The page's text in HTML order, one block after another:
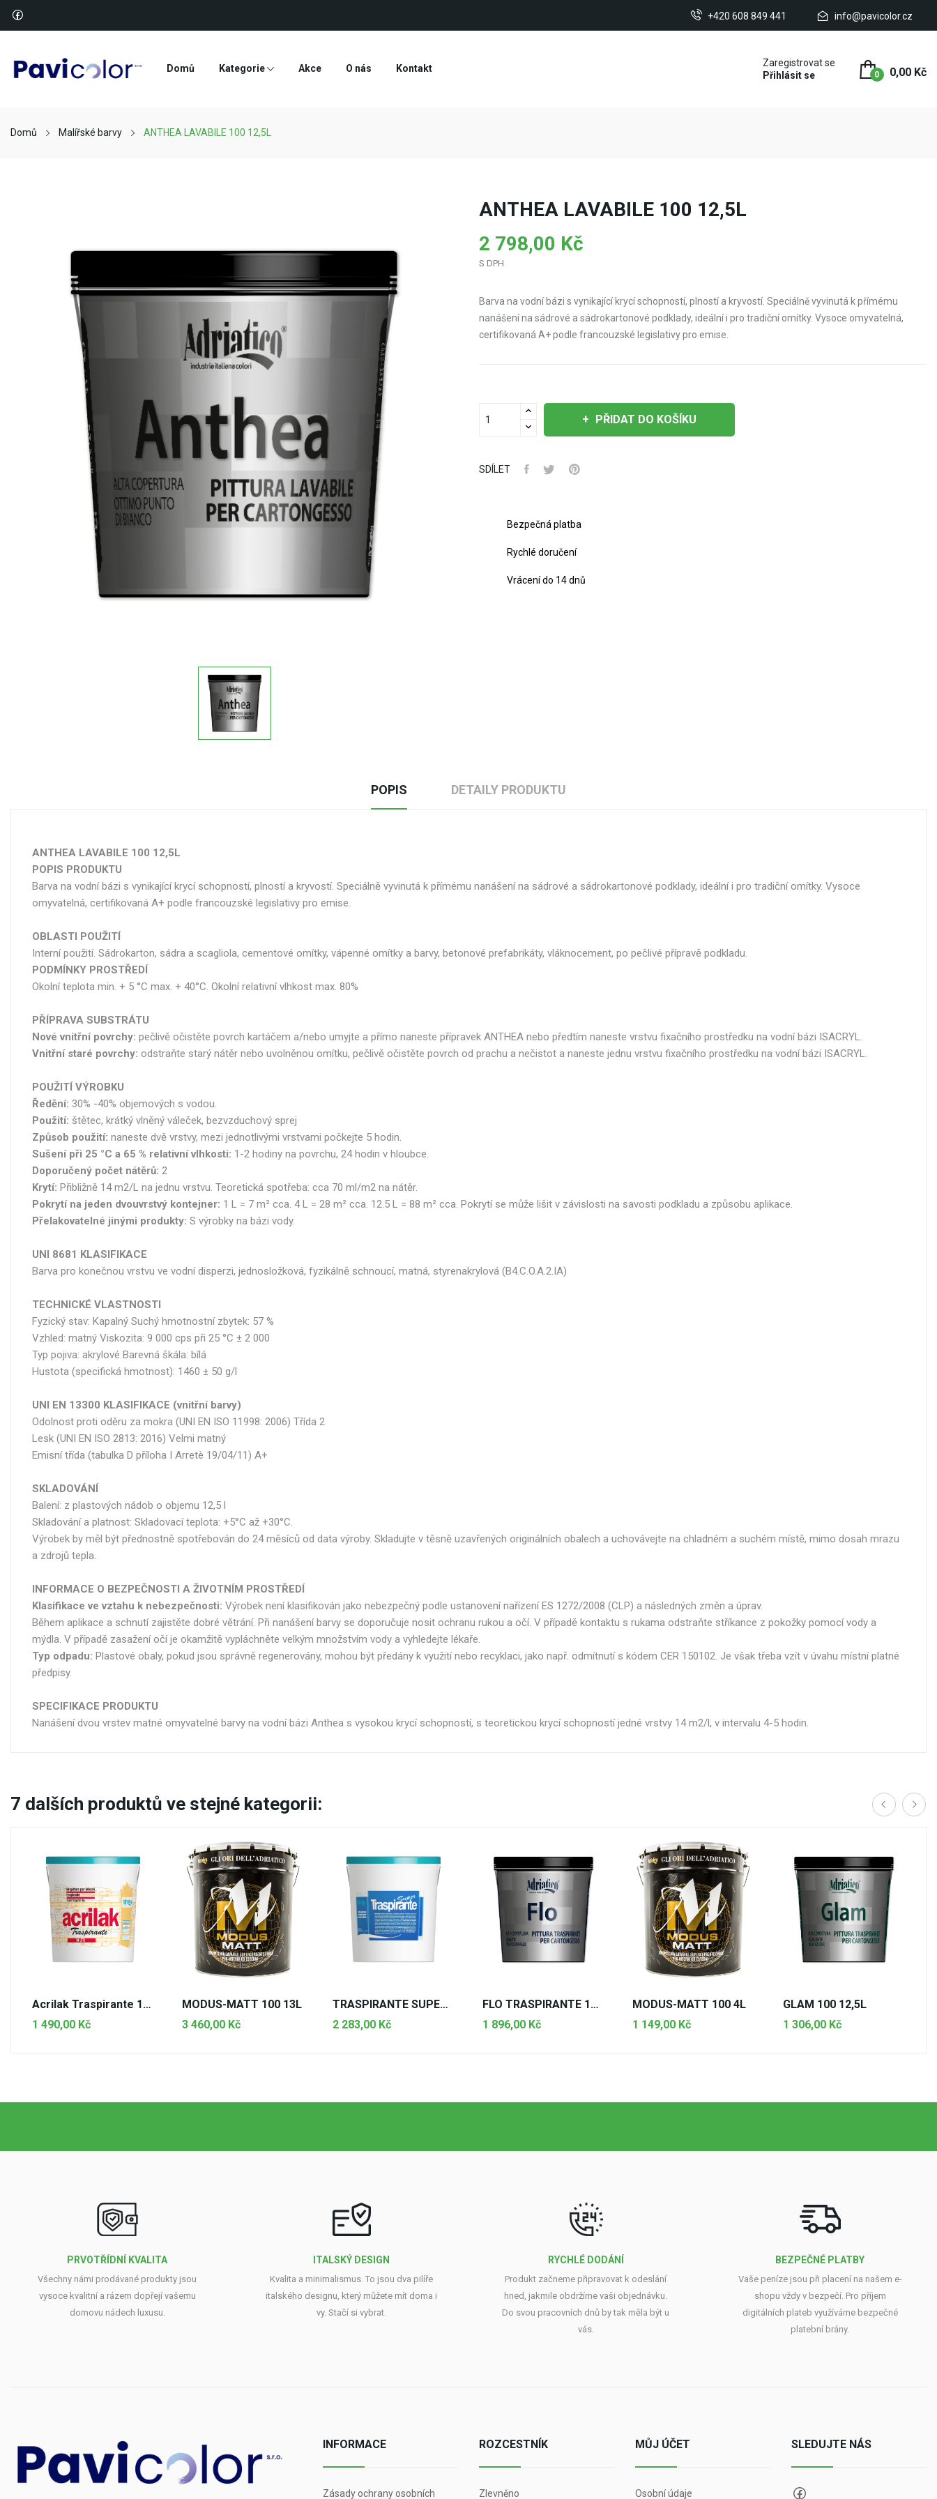
+420 608 849 441 info@pavicolor.cz
Domů Kategorie Akce O nás Kontakt
Zaregistrovat se
Přihlásit se
0 0,00 Kč
Domů Malířské barvy ANTHEA LAVABILE 100 12,5L
ANTHEA LAVABILE 100 12,5L
2 798,00 Kč
S DPH
Barva na vodní bázi s vynikající krycí schopností, plností a kryvostí. Speciálně vyvinutá k přímému
nanášení na sádrové a sádrokartonové podklady, ideální i pro tradiční omítky. Vysoce omyvatelná,
certifikovaná A+ podle francouzské legislativy pro emise.
PŘIDAT DO KOŠÍKU
SDÍLET
Bezpečná platba
Rychlé doručení
Vrácení do 14 dnů
POPIS DETAILY PRODUKTU
ANTHEA LAVABILE 100 12,5L
POPIS PRODUKTU
Barva na vodní bázi s vynikající krycí schopností, plností a kryvostí. Speciálně vyvinutá k přímému nanášení na sádrové a sádrokartonové podklady, ideální i pro tradiční omítky. Vysoce
omyvatelná, certifikovaná A+ podle francouzské legislativy pro emise.
OBLASTI POUŽITÍ
Interní použití. Sádrokarton, sádra a scagliola, cementové omítky, vápenné omítky a barvy, betonové prefabrikáty, vláknocement, po pečlivé přípravě podkladu.
PODMÍNKY PROSTŘEDÍ
Okolní teplota min. + 5 °C max. + 40°C. Okolní relativní vlhkost max. 80%
PŘÍPRAVA SUBSTRÁTU
Nové vnitřní povrchy: pečlivě očistěte povrch kartáčem a/nebo umyjte a přímo naneste přípravek ANTHEA nebo předtím naneste vrstvu fixačního prostředku na vodní bázi ISACRYL.
Vnitřní staré povrchy: odstraňte starý nátěr nebo uvolněnou omítku, pečlivě očistěte povrch od prachu a nečistot a naneste jednu vrstvu fixačního prostředku na vodní bázi ISACRYL.
POUŽITÍ VÝROBKU
Ředění: 30% -40% objemových s vodou.
Použití: štětec, krátký vlněný váleček, bezvzduchový sprej
Způsob použití: naneste dvě vrstvy, mezi jednotlivými vrstvami počkejte 5 hodin.
Sušení při 25 °C a 65 % relativní vlhkosti: 1-2 hodiny na povrchu, 24 hodin v hloubce.
Doporučený počet nátěrů: 2
Krytí: Přibližně 14 m2/L na jednu vrstvu. Teoretická spotřeba: cca 70 ml/m2 na nátěr.
Pokrytí na jeden dvouvrstvý kontejner: 1 L = 7 m² cca. 4 L = 28 m² cca. 12.5 L = 88 m² cca. Pokrytí se může lišit v závislosti na savosti podkladu a způsobu aplikace.
Přelakovatelné jinými produkty: S výrobky na bázi vody.
UNI 8681 KLASIFIKACE
Barva pro konečnou vrstvu ve vodní disperzi, jednosložková, fyzikálně schnoucí, matná, styrenakrylová (B4.C.O.A.2.IA)
TECHNICKÉ VLASTNOSTI
Fyzický stav: Kapalný Suchý hmotnostní zbytek: 57 %
Vzhled: matný Viskozita: 9 000 cps při 25 °C ± 2 000
Typ pojiva: akrylové Barevná škála: bílá
Hustota (specifická hmotnost): 1460 ± 50 g/l
UNI EN 13300 KLASIFIKACE (vnitřní barvy)
Odolnost proti oděru za mokra (UNI EN ISO 11998: 2006) Třída 2
Lesk (UNI EN ISO 2813: 2016) Velmi matný
Emisní třída (tabulka D příloha I Arretè 19/04/11) A+
SKLADOVÁNÍ
Balení: z plastových nádob o objemu 12,5 l
Skladování a platnost: Skladovací teplota: +5°C až +30°C.
Výrobek by měl být přednostně spotřebován do 24 měsíců od data výroby. Skladujte v těsně uzavřených originálních obalech a uchovávejte na chladném a suchém místě, mimo dosah mrazu
a zdrojů tepla.
INFORMACE O BEZPEČNOSTI A ŽIVOTNÍM PROSTŘEDÍ
Klasifikace ve vztahu k nebezpečnosti: Výrobek není klasifikován jako nebezpečný podle ustanovení nařízení ES 1272/2008 (CLP) a následných změn a úprav.
Během aplikace a schnutí zajistěte dobré větrání. Při nanášení barvy se doporučuje nosit ochranu rukou a očí. V případě kontaktu s rukama odstraňte stříkance z pokožky pomocí vody a
mýdla. V případě zasažení očí je okamžitě vypláchněte velkým množstvím vody a vyhledejte lékaře.
Typ odpadu: Plastové obaly, pokud jsou správně regenerovány, mohou být předány k využití nebo recyklaci, jako např. odmítnutí s kódem CER 150102. Je však třeba vzít v úvahu místní platné
předpisy.
SPECIFIKACE PRODUKTU
Nanášení dvou vrstev matné omyvatelné barvy na vodní bázi Anthea s vysokou krycí schopností, s teoretickou krycí schopností jedné vrstvy 14 m2/l, v intervalu 4-5 hodin.
7 dalších produktů ve stejné kategorii:
Acrilak Traspirante 14L
1 490,00 Kč
MODUS-MATT 100 13L
3 460,00 Kč
TRASPIRANTE SUPER 100 14L
2 283,00 Kč
FLO TRASPIRANTE 100 12,5L
1 896,00 Kč
MODUS-MATT 100 4L
1 149,00 Kč
GLAM 100 12,5L
1 306,00 Kč
PRVOTŘÍDNÍ KVALITA
Všechny námi prodávané produkty jsou
vysoce kvalitní a rázem dopřejí vašemu
domovu nádech luxusu.
ITALSKÝ DESIGN
Kvalita a minimalismus. To jsou dva pilíře
italského designu, který můžete mít doma i
vy. Stačí si vybrat.
RYCHLÉ DODÁNÍ
Produkt začneme připravovat k odeslání
hned, jakmile obdržíme vaši objednávku.
Do svou pracovních dnů by tak měla být u
vás.
BEZPEČNÉ PLATBY
Vaše peníze jsou při placení na našem e-
shopu vždy v bezpečí. Pro příjem
digitálních plateb využíváme bezpečné
platební brány.
INFORMACE
Zásady ochrany osobních
ROZCESTNÍK
Zlevněno
MŮJ ÚČET
Osobní údaje
SLEDUJTE NÁS